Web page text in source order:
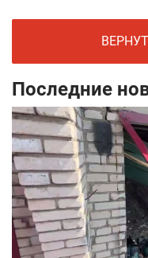
Последние